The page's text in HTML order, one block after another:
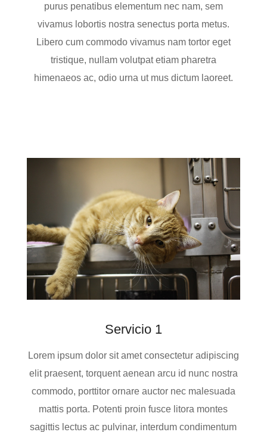
purus penatibus elementum nec nam, sem
vivamus lobortis nostra senectus porta metus.
Libero cum commodo vivamus nam tortor eget
tristique, nullam volutpat etiam pharetra
himenaeos ac, odio urna ut mus dictum laoreet.
Servicio 1
Lorem ipsum dolor sit amet consectetur adipiscing
elit praesent, torquent aenean arcu id nunc nostra
commodo, porttitor ornare auctor nec malesuada
mattis porta. Potenti proin fusce litora montes
sagittis lectus ac pulvinar, interdum condimentum